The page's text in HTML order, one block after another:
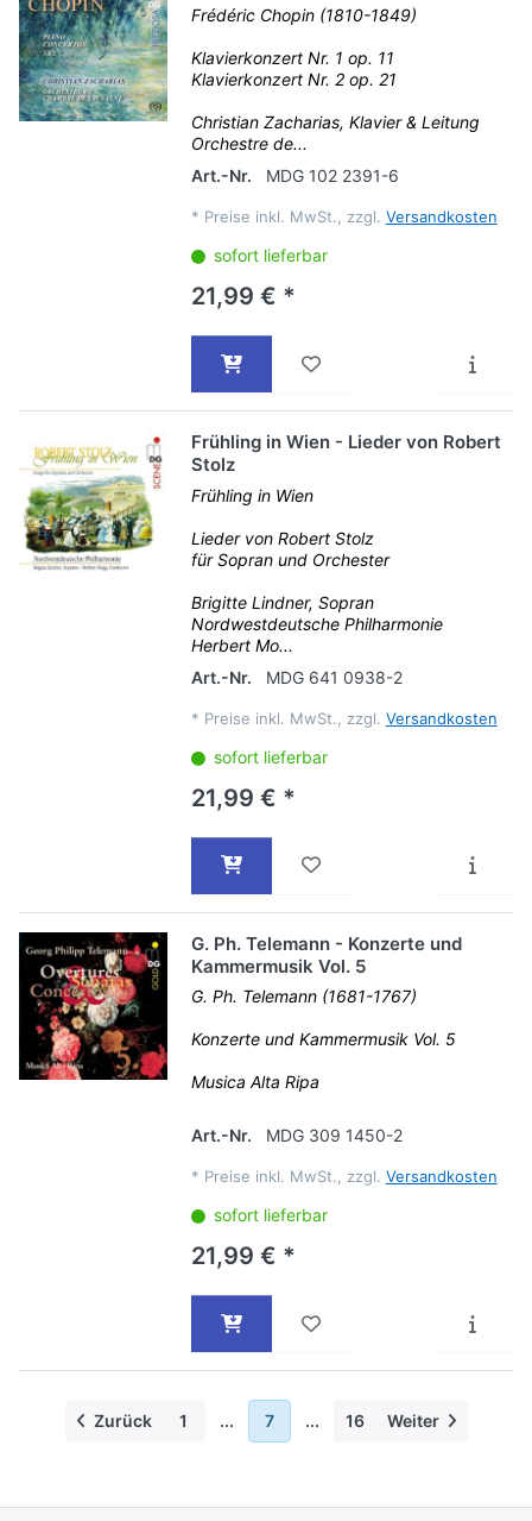
Frédéric Chopin (1810-1849)
Klavierkonzert Nr. 1 op. 11
Klavierkonzert Nr. 2 op. 21
Christian Zacharias, Klavier & Leitung
Orchestre de...
Art.-Nr.
MDG 102 2391-6
* Preise inkl. MwSt., zzgl. Versandkosten
sofort lieferbar
21,99 € *
Frühling in Wien - Lieder von Robert
Stolz
Frühling in Wien
Lieder von Robert Stolz
für Sopran und Orchester
Brigitte Lindner, Sopran
Nordwestdeutsche Philharmonie
Herbert Mo...
Art.-Nr.
MDG 641 0938-2
* Preise inkl. MwSt., zzgl. Versandkosten
sofort lieferbar
21,99 € *
G. Ph. Telemann - Konzerte und
Kammermusik Vol. 5
G. Ph. Telemann (1681-1767)
Konzerte und Kammermusik Vol. 5
Musica Alta Ripa
Art.-Nr. MDG 309 1450-2
* Preise inkl. MwSt., zzgl. Versandkosten
sofort lieferbar
21,99 € *
Zurück 1 ... 7 ... 16 Weiter